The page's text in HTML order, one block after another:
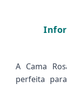
A Cama
perfeita